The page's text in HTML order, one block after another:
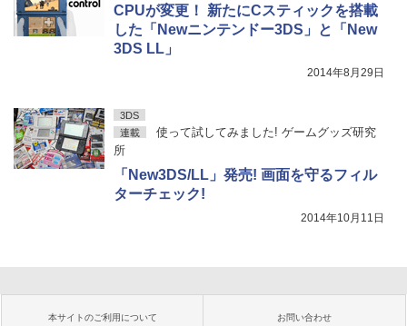
CPUが変更！ 新たにCスティックを搭載
した「Newニンテンドー3DS」と「New
3DS LL」
2014年8月29日
3DS
連載
使って試してみました! ゲームグッズ研究
所
「New3DS/LL」発売! 画面を守るフィル
ターチェック!
2014年10月11日
本サイトのご利用について お問い合わせ